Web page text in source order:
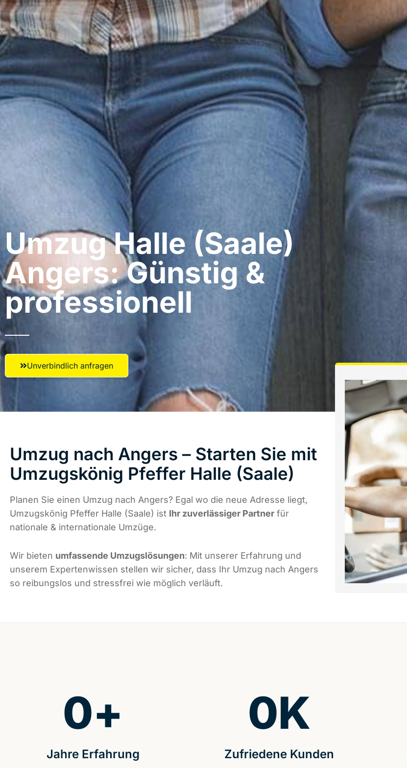
Umzug Halle (Saale)​
Angers: Günstig &
professionell​
Unverbindlich anfragen
Umzug nach Angers – Starten Sie mit
Umzugskönig Pfeffer Halle (Saale)
Planen Sie einen Umzug nach Angers? Egal wo die neue Adresse liegt,
Umzugskönig Pfeffer Halle (Saale) ist Ihr zuverlässiger Partner für
nationale & internationale Umzüge.
Wir bieten umfassende Umzugslösungen: Mit unserer Erfahrung und
unserem Expertenwissen stellen wir sicher, dass Ihr Umzug nach Angers
so reibungslos und stressfrei wie möglich verläuft.
Jahre Erfahrung
0+
Zufriedene Kunden
0K